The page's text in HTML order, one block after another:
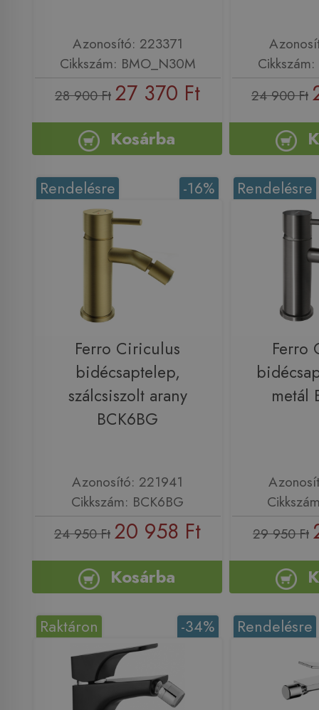
Azonosító: 223371
Cikkszám: BMO_N30M
28 900 Ft 27 370 Ft
Kosárba
24 900 Ft
-16%
Rendelésre
Ferro Ciriculus
bidécsaptelep,
szálcsiszolt arany
BCK6BG
Azonosító: 221941
Cikkszám: BCK6BG
24 950 Ft 20 958 Ft
Kosárba
Rendelésre
Ferro
metál
29 950 Ft
-34%
Raktáron Rendelésre